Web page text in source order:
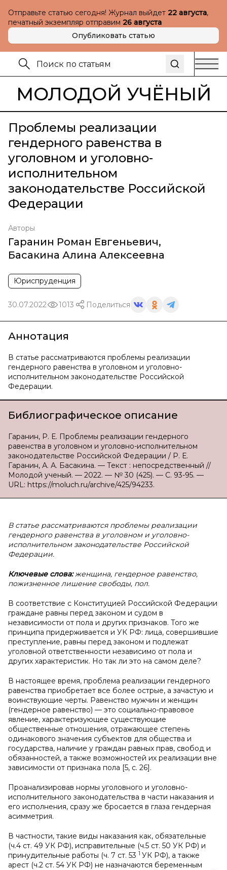
Отправьте статью сегодня! Журнал выйдет 22 августа,
печатный экземпляр отправим 26 августа
Опубликовать статью
МОЛОДОЙ УЧЁНЫЙ
Проблемы реализации
гендерного равенства в
уголовном и уголовно-
исполнительном
законодательстве Российской
Федерации
Авторы
Гаранин Роман Евгеньевич,
Басакина Алина Алексеевна
Юриспруденция
30.07.2022 1013 Поделиться
Аннотация
В статье рассматриваются проблемы реализации
гендерного равенства в уголовном и уголовно-
исполнительном законодательстве Российской
Федерации.
Библиографическое описание
Гаранин, Р. Е. Проблемы реализации гендерного
равенства в уголовном и уголовно-исполнительном
законодательстве Российской Федерации / Р. Е.
Гаранин, А. А. Басакина. — Текст : непосредственный //
Молодой ученый. — 2022. — № 30 (425). — С. 93-95. —
URL: https://moluch.ru/archive/425/94233.
В статье рассматриваются проблемы реализации
гендерного равенства в уголовном и уголовно-
исполнительном законодательстве Российской
Федерации.
Ключевые слова:женщина, гендерное равенство,
пожизненное лишение свободы, пол.
В соответствие с Конституцией Российской Федерации
граждане равны перед законом и судом в
независимости от пола и других признаков. Того же
принципа придерживается и УК РФ: лица, совершившие
преступление, равны перед законом и подлежат
уголовной ответственности независимо от пола и
других характеристик. Но так ли это на самом деле?
В настоящее время, проблема реализации гендерного
равенства приобретает все более острые, а зачастую и
воинствующие черты. Равенство мужчин и женщин
(гендерное равенство) — это социально-правовое
явление, характеризующее существующие
общественные отношения, отражающее степень
одинакового значения субъектов для общества и
государства, наличие у граждан равных прав, свобод и
обязанностей, а также возможностей их реализации вне
зависимости от признака пола [5, с. 26].
Проанализировав нормы уголовного и уголовно-
исполнительного законодательства в части наказания и
его исполнения, сразу же бросается в глаза гендерная
асимметрия.
В частности, такие виды наказания как, обязательные
(ч.4 ст. 49 УК РФ), исправительные (ч.5 ст. 50 УК РФ) и
принудительные работы (ч. 7 ст. 53 1 УК РФ), а также
арест (ч.2 ст. 54 УК РФ) не назначаются беременным